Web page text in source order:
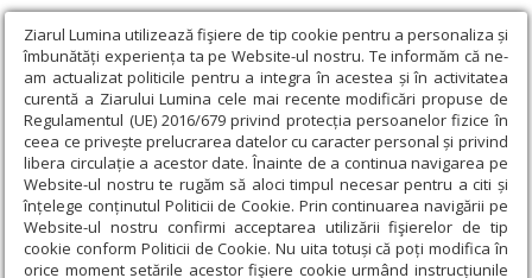
Ziarul Lumina utilizează fişiere de tip cookie pentru a personaliza și
îmbunătăți experiența ta pe Website-ul nostru. Te informăm că ne-
am actualizat politicile pentru a integra în acestea și în activitatea
curentă a Ziarului Lumina cele mai recente modificări propuse de
Regulamentul (UE) 2016/679 privind protecția persoanelor fizice în
ceea ce privește prelucrarea datelor cu caracter personal și privind
libera circulație a acestor date. Înainte de a continua navigarea pe
Website-ul nostru te rugăm să aloci timpul necesar pentru a citi și
înțelege conținutul Politicii de Cookie. Prin continuarea navigării pe
Website-ul nostru confirmi acceptarea utilizării fişierelor de tip
cookie conform Politicii de Cookie. Nu uita totuși că poți modifica în
orice moment setările acestor fişiere cookie urmând instrucțiunile
Ziarul Lumina › Teologie și spiritualitate › Evanghelia zilei ›
Marcu 11, 22-26 (Forța credinței)
Marcu 11, 22-26 (Forța credinței)